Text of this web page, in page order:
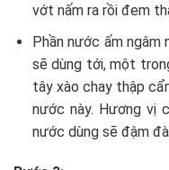
vớt nấm ra rồi đem
Phần nước ấm ngâm
sẽ dùng tới, một
tây xào chay thập
nước này. Hương vị
nước dùng sẽ đậm